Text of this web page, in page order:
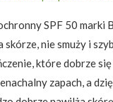
SPF 50 marki
skórze, nie smuży i
które dobrze
zapach, a